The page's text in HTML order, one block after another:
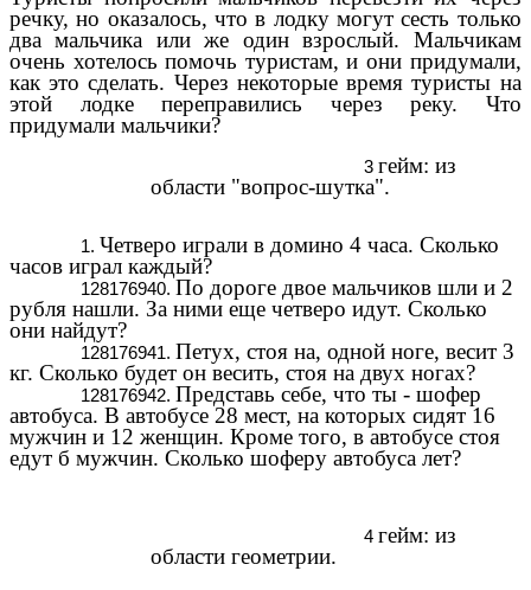
речку, но оказалось, что в лодку могут сесть только
два мальчика или же один взрослый. Мальчикам
очень хотелось помочь туристам, и они придумали,
как это сделать. Через некоторые время туристы на
этой лодке переправились через реку. Что
придумали мальчики?
гейм: из
области "вопрос-шутка".
Четверо играли в домино 4 часа. Сколько
часов играл каждый?
По дороге двое мальчиков шли и 2
рубля нашли. За ними еще четверо идут. Сколько
они найдут?
Петух, стоя на, одной ноге, весит 3
кг. Сколько будет он весить, стоя на двух ногах?
Представь себе, что ты - шофер
автобуса. В автобусе 28 мест, на которых сидят 16
мужчин и 12 женщин. Кроме того, в автобусе стоя
едут б мужчин. Сколько шоферу автобуса лет?
гейм: из
области геометрии.